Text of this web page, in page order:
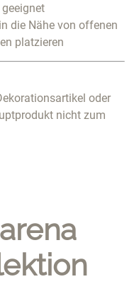
die Nähe von offenen
platzieren
oder
nicht zum